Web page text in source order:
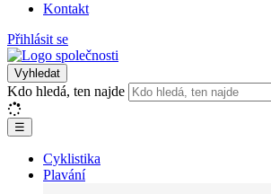
Kontakt
Přihlásit se
Vyhledat
Kdo hledá, ten najde
☰
Cyklistika
Plavání